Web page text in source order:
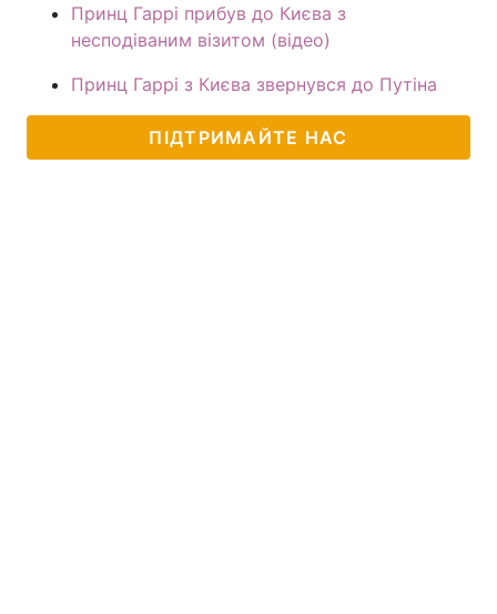
Принц Гаррі прибув до Києва з
несподіваним візитом (відео)
Принц Гаррі з Києва звернувся до Путіна
ПІДТРИМАЙТЕ НАС